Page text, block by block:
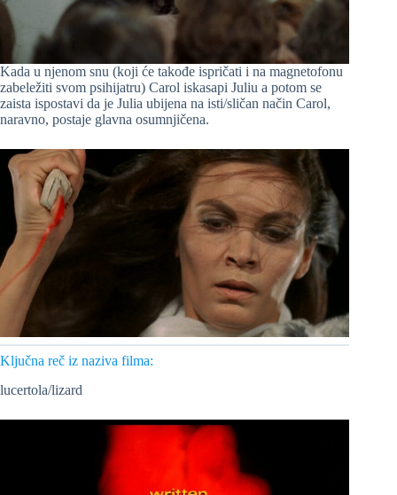
Kada u njenom snu (koji će takođe ispričati i na magnetofonu
zabeležiti svom psihijatru) Carol iskasapi Juliu a potom se
zaista ispostavi da je Julia ubijena na isti/sličan način Carol,
naravno, postaje glavna osumnjičena.
Ključna reč iz naziva filma:
lucertola/lizard